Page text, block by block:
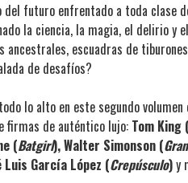
futuro enfrentado a toda clase
la ciencia, la magia, el delirio y
ancestrales, escuadras de
de desafíos?
lo alto en este segundo
firmas de auténtico lujo: Tom King (
(Batgirl), Walter Simonson (
Luis García López (Crepúsculo)y